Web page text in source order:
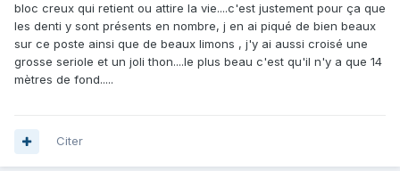
bloc creux qui retient ou attire la vie....c'est justement pour ça que
les denti y sont présents en nombre, j en ai piqué de bien beaux
sur ce poste ainsi que de beaux limons , j'y ai aussi croisé une
grosse seriole et un joli thon....le plus beau c'est qu'il n'y a que 14
mètres de fond.....
Citer